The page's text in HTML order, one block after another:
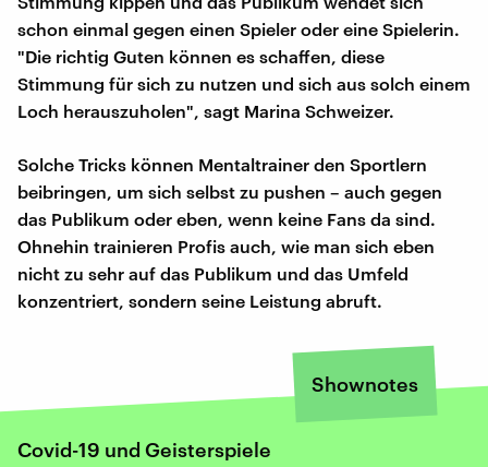
schon einmal gegen einen Spieler oder eine Spielerin.
"Die richtig Guten können es schaffen, diese
Stimmung für sich zu nutzen und sich aus solch einem
Loch herauszuholen", sagt Marina Schweizer.
Solche Tricks können Mentaltrainer den Sportlern
beibringen, um sich selbst zu pushen – auch gegen
das Publikum oder eben, wenn keine Fans da sind.
Ohnehin trainieren Profis auch, wie man sich eben
nicht zu sehr auf das Publikum und das Umfeld
konzentriert, sondern seine Leistung abruft.
Shownotes
Covid-19 und Geisterspiele